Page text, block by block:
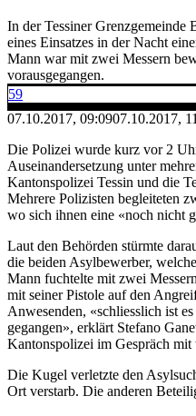
In der Tessiner Grenzgemeinde
eines Einsatzes in der Nacht
Mann war mit zwei Messern
vorausgegangen.
59
07.10.2017, 09:0907.10.2017,
Die Polizei wurde kurz vor 2
Auseinandersetzung unter
Kantonspolizei Tessin und die
Mehrere Polizisten begleiteten
wo sich ihnen eine «noch nicht
Laut den Behörden stürmte
die beiden Asylbewerber,
Mann fuchtelte mit zwei
mit seiner Pistole auf den
Anwesenden, «schliesslich ist
gegangen», erklärt Stefano
Kantonspolizei im Gespräch mit
Die Kugel verletzte den
Ort verstarb. Die anderen